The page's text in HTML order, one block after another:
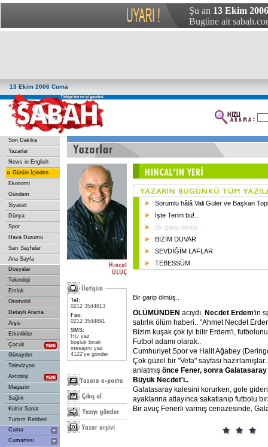
Şu an 13 Ekim
Bugüne ait
13 Ekim 2006 Cuma
Son Dakika
Yazarlar
News in English
» Günün İçinden
Ekonomi
Gündem
Siyaset
Dünya
Spor
Hava Durumu
Sarı Sayfalar
Ana Sayfa
Dosyalar
Teknoloji
Emlak
Otomobil
Detaylı Arama
Arşiv
Etkinlikler
Çocuk
Günaydın
Televizyon
Astroloji
Magazin
Sağlık
Kültür Sanat
Turizm Rehberi
Cuma
Cumartesi
Tel:
0212 3544813
Fax:
0212 3544891
SMS:
HU yaz
boşluk bırak
mesajını yaz
4122'ye gönder
Sorumlu hâlâ Vali Güler ve Başkan
İşte Terim bu!..
Bir garip ölmüş..
BİZİM DUVAR
SEVDİĞİM LAFLAR
TEBESSÜM
Bir garip ölmüş..
ÖLÜMÜNDEN acıydı, Necdet Erdem'in
satırlık ölüm haberi.. "Ahmet Necdet
Bizim kuşak çok iyi bilir Erdem'i,
Futbol adamı olarak..
Cumhuriyet Spor ve Halit Ağabey
Çok güzel bir "Vefa" sayfası
anlatmış önce Fener, sonra Galatasaray
Büyük Necdet'i..
Galatasaray kalesini korurken, gole
ayaklarına atlayınca sakatlanıp futbolu
Bir avuç Fenerli varmış cenazesinde,